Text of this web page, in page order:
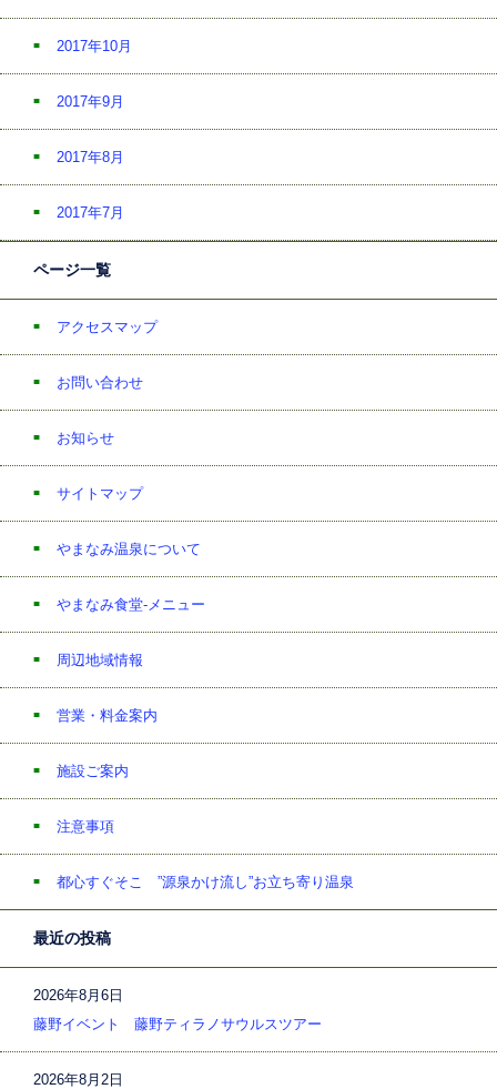
2017年10月
2017年9月
2017年8月
2017年7月
ページ一覧
アクセスマップ
お問い合わせ
お知らせ
サイトマップ
やまなみ温泉について
やまなみ食堂-メニュー
周辺地域情報
営業・料金案内
施設ご案内
注意事項
都心すぐそこ ”源泉かけ流し”お立ち寄り温泉
最近の投稿
2026年8月6日
藤野イベント 藤野ティラノサウルスツアー
2026年8月2日